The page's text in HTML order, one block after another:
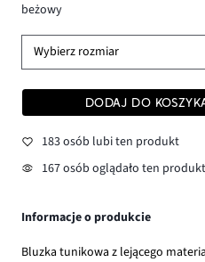
beżowy
Wybierz rozmiar
DODAJ DO
183 osób lubi ten produkt
167 osób oglądało ten
Informacje o produkcie
Bluzka tunikowa z lejącego